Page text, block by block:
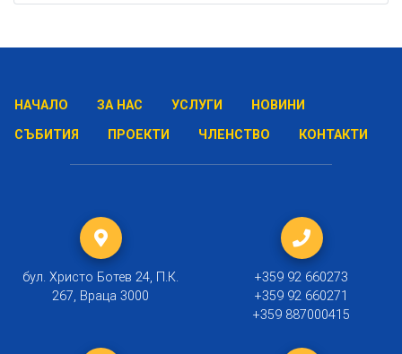
НАЧАЛО ЗА НАС УСЛУГИ
НОВИНИ
СЪБИТИЯ
ПРОЕКТИ ЧЛЕНСТВО КОНТАКТИ
бул. Христо Ботев 24, П.К.
267, Враца 3000
+359 92 660273
+359 92 660271
+359 887000415